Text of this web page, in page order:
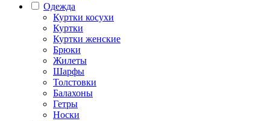
Одежда
Куртки косухи
Куртки
Куртки женские
Брюки
Жилеты
Шарфы
Толстовки
Балахоны
Гетры
Носки